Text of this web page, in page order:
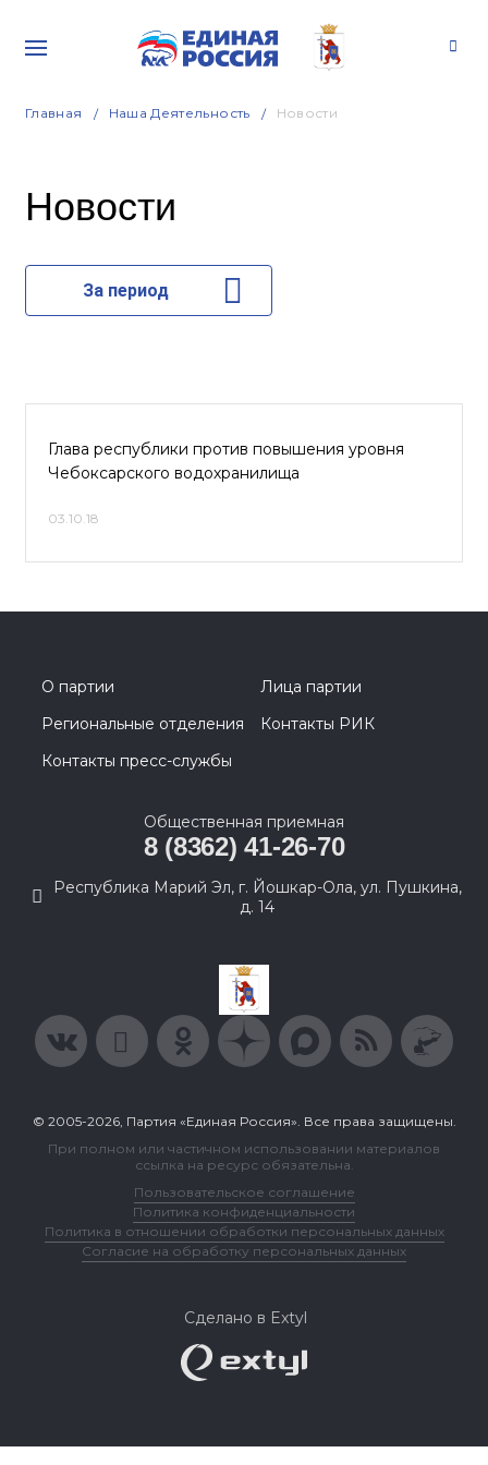
Главная Наша Деятельность Новости
Новости
За период
Глава республики против повышения уровня
Чебоксарского водохранилища
03.10.18
О партии
Лица партии
Региональные отделения
Контакты РИК
Контакты пресс-службы
Общественная приемная
8 (8362) 41-26-70
Республика Марий Эл, г. Йошкар-Ола, ул. Пушкина,
д. 14
© 2005-2026, Партия «Единая Россия». Все права защищены.
При полном или частичном использовании материалов
ссылка на ресурс обязательна.
Пользовательское соглашение
Политика конфиденциальности
Политика в отношении обработки персональных данных
Согласие на обработку персональных данных
Сделано в Extyl